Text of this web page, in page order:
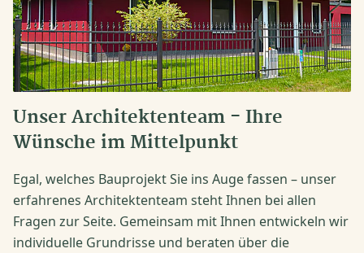
Unser Architektenteam - Ihre
Wünsche im Mittelpunkt
Egal, welches Bauprojekt Sie ins Auge fassen – unser
erfahrenes Architektenteam steht Ihnen bei allen
Fragen zur Seite. Gemeinsam mit Ihnen entwickeln wir
individuelle Grundrisse und beraten über die